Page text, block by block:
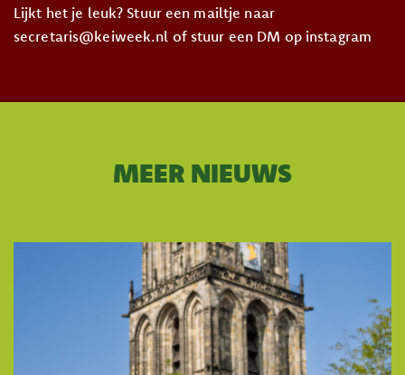
Lijkt het je leuk? Stuur een mailtje naar
secretaris@keiweek.nl of stuur een DM op instagram
MEER NIEUWS